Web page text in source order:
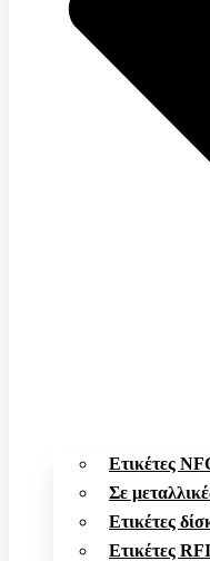
Ετικέτες
Σε
Ετικέτες
Ετικέτες